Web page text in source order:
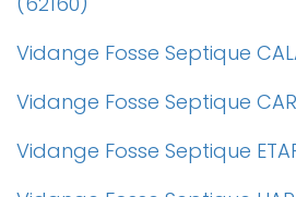
Vidange Fosse Septique
Vidange Fosse Septique
Vidange Fosse Septique